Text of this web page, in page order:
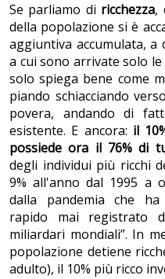
Se parliamo di ricchezza,
della popolazione si è
aggiuntiva accumulata, a
a cui sono arrivate solo le
solo spiega bene come
piando schiacciando
povera, andando di
esistente. E ancora: il
possiede ora il 76% di
degli individui più ricchi
9% all'anno dal 1995 a
dalla pandemia che
rapido mai registrato
miliardari mondiali”. In
popolazione detiene
adulto), il 10% più ricco